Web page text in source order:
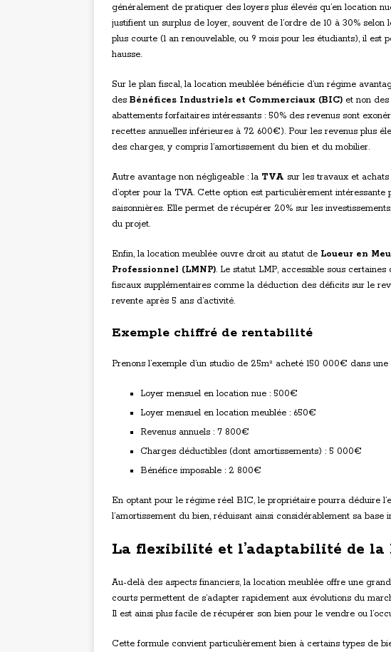
généralement de pratiquer des loyers plus élevés qu’en location
justifient un surplus de loyer, souvent de l’ordre de 10 à 30%
plus courte (1 an renouvelable, ou 9 mois pour les étudiants), il est
hausse.
Sur le plan fiscal, la location meublée bénéficie d’un régime
des Bénéfices Industriels et Commerciaux (BIC) et non
abattements forfaitaires intéressants : 50% des revenus sont
recettes annuelles inférieures à 72 600€). Pour les revenus plus
des charges, y compris l’amortissement du bien et du mobilier.
Autre avantage non négligeable : la TVA sur les travaux et
d’opter pour la TVA. Cette option est particulièrement
saisonnières. Elle permet de récupérer 20% sur les
du projet.
Enfin, la location meublée ouvre droit au statut de Loueur en
Professionnel (LMNP). Le statut LMP, accessible sous
fiscaux supplémentaires comme la déduction des déficits sur le
revente après 5 ans d’activité.
Exemple chiffré de rentabilité
Prenons l’exemple d’un studio de 25m² acheté 150 000€ dans
Loyer mensuel en location nue : 500€
Loyer mensuel en location meublée : 650€
Revenus annuels : 7 800€
Charges déductibles (dont amortissements) : 5 000€
Bénéfice imposable : 2 800€
En optant pour le régime réel BIC, le propriétaire pourra déduire
l’amortissement du bien, réduisant ainsi considérablement sa
La flexibilité et l’adaptabilité de la
Au-delà des aspects financiers, la location meublée offre une
courts permettent de s’adapter rapidement aux évolutions du
Il est ainsi plus facile de récupérer son bien pour le vendre ou
Cette formule convient particulièrement bien à certains types de